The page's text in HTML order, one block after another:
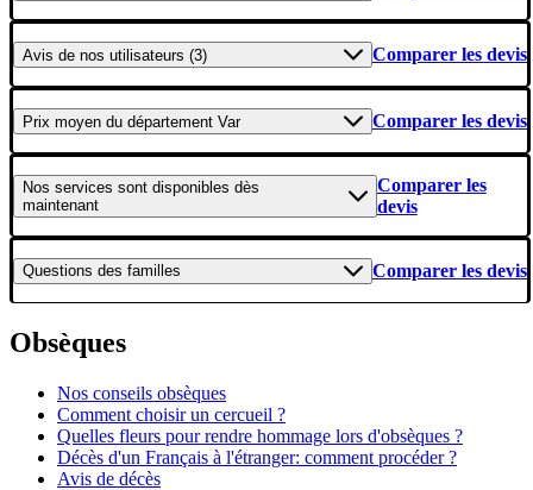
Avis de nos utilisateurs (3) Comparer les devis
Prix moyen du département Var Comparer les devis
Nos services sont disponibles dès
maintenant
Comparer les
devis
Questions des familles Comparer les devis
Obsèques
Nos conseils obsèques
Comment choisir un cercueil ?
Quelles fleurs pour rendre hommage lors d'obsèques ?
Décès d'un Français à l'étranger: comment procéder ?
Avis de décès